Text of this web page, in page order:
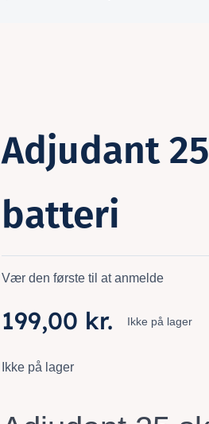
Adjudant
batteri
Vær den første til at anmelde
199,00 kr. Ikke på lager
Ikke på lager